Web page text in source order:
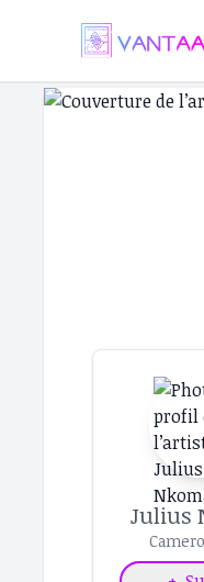
Julius